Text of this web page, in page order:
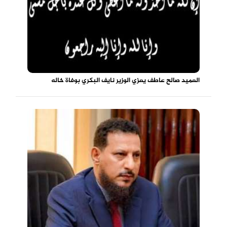
العميد صالح عاطف يعزي الوزير نايف البكري بوفاة خاله